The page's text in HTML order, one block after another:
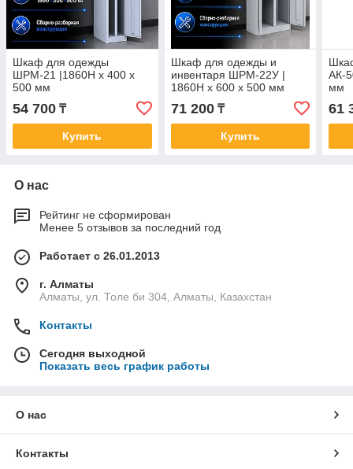
Шкаф для одежды
ШРМ-21 |1860H х 400 х
500 мм
54 700 ₸
Купить
Шкаф для одежды и
инвентаря ШРМ-22У |
1860H x 600 x 500 мм
71 200₸
Купить
АК-
мм
61
О нас
Рейтинг не сформирован
Менее 5 отзывов за последний год
Работает с 26.01.2013
г. Алматы
Алматы, ул. Толе би 304, Алматы, Казахстан
Контакты
Сегодня выходной
Показать весь график работы
О нас
Контакты